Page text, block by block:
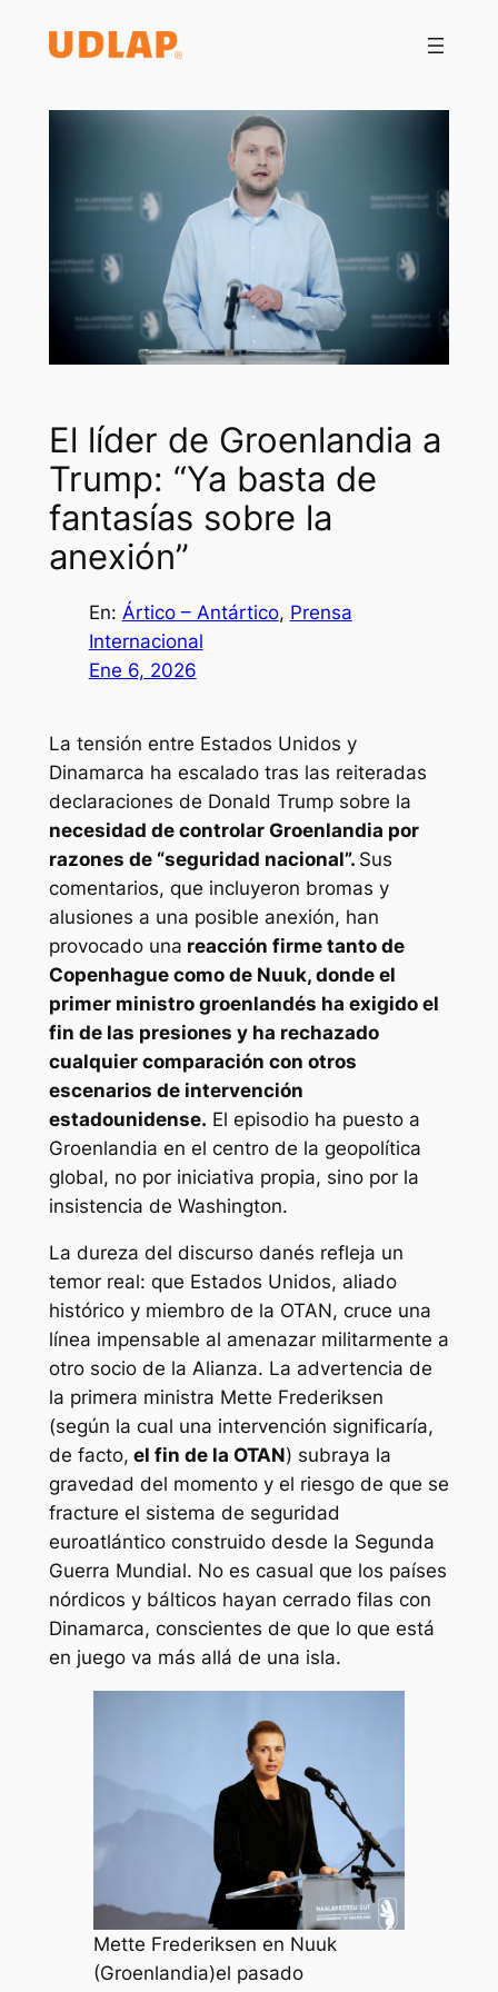
El líder de Groenlandia a
Trump: “Ya basta de
fantasías sobre la
anexión”
En: Ártico – Antártico, Prensa
Internacional
Ene 6, 2026
La tensión entre Estados Unidos y
Dinamarca ha escalado tras las reiteradas
declaraciones de Donald Trump sobre la
necesidad de controlar Groenlandia por
razones de “seguridad nacional”. Sus
comentarios, que incluyeron bromas y
alusiones a una posible anexión, han
provocado una reacción firme tanto de
Copenhague como de Nuuk, donde el
primer ministro groenlandés ha exigido el
fin de las presiones y ha rechazado
cualquier comparación con otros
escenarios de intervención
estadounidense. El episodio ha puesto a
Groenlandia en el centro de la geopolítica
global, no por iniciativa propia, sino por la
insistencia de Washington.
La dureza del discurso danés refleja un
temor real: que Estados Unidos, aliado
histórico y miembro de la OTAN, cruce una
línea impensable al amenazar militarmente a
otro socio de la Alianza. La advertencia de
la primera ministra Mette Frederiksen
(según la cual una intervención significaría,
de facto, el fin de la OTAN) subraya la
gravedad del momento y el riesgo de que se
fracture el sistema de seguridad
euroatlántico construido desde la Segunda
Guerra Mundial. No es casual que los países
nórdicos y bálticos hayan cerrado filas con
Dinamarca, conscientes de que lo que está
en juego va más allá de una isla.
Mette Frederiksen en Nuuk
(Groenlandia)el pasado